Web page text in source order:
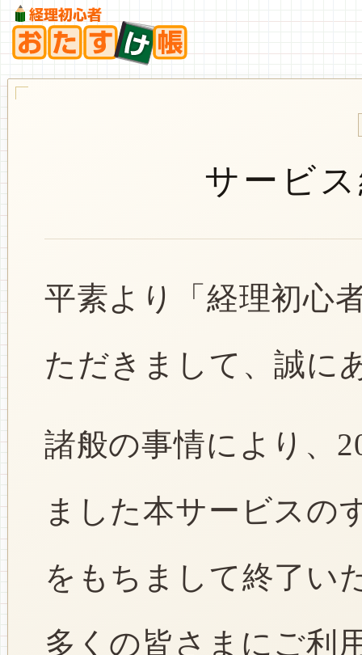
サービ
平素より「経理初心
ただきまして、誠に
諸般の事情により、
ました本サービスの
をもちまして終了い
多くの皆さまにご利